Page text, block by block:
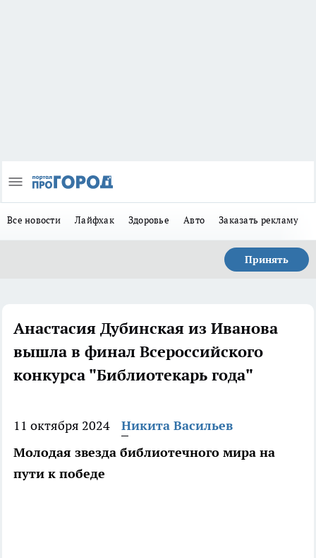
Все новости Лайфхак Здоровье Авто Заказать рекламу
Принять
Анастасия Дубинская из Иванова
вышла в финал Всероссийского
конкурса "Библиотекарь года"
11 октября 2024
Никита Васильев
Молодая звезда библиотечного мира на
пути к победе